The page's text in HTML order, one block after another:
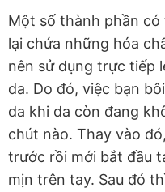
Một số thành phần
lại chứa những hóa
nên sử dụng trực tiếp
da. Do đó, việc bạn
da khi da còn đang
chút nào. Thay vào
trước rồi mới bắt đầu
mịn trên tay. Sau đó